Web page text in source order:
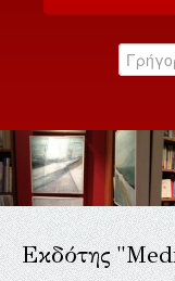
Κατάλογος
Εκδότης